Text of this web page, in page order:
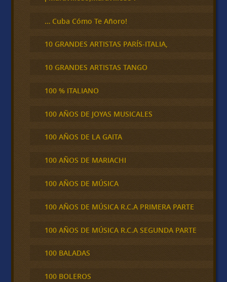
… Cuba Cómo Te Añoro!
10 GRANDES ARTISTAS PARÍS-ITALIA,
10 GRANDES ARTISTAS TANGO
100 % ITALIANO
100 AÑOS DE JOYAS MUSICALES
100 AÑOS DE LA GAITA
100 AÑOS DE MARIACHI
100 AÑOS DE MÚSICA
100 AÑOS DE MÚSICA R.C.A PRIMERA PARTE
100 AÑOS DE MÚSICA R.C.A SEGUNDA PARTE
100 BALADAS
100 BOLEROS